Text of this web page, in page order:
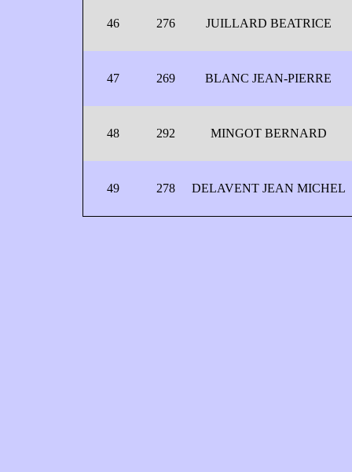
46 276 JUILLARD BEATRICE
47 269 BLANC JEAN-PIERRE
48 292 MINGOT BERNARD
49 278 DELAVENT JEAN MICHEL